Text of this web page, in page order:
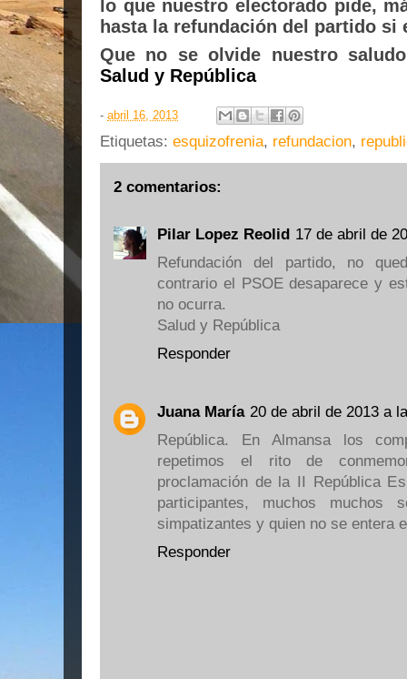
lo que nuestro electorado pide,
hasta la refundación del partido si
Que no se olvide nuestro
Salud y República
- abril 16, 2013
Etiquetas: esquizofrenia, refundacion,
2 comentarios:
Pilar Lopez Reolid 17 de abril de
Refundación del partido, no
contrario el PSOE desaparece y
no ocurra.
Salud y República
Responder
Juana María 20 de abril de 2013 a
República. En Almansa los
repetimos el rito de
proclamación de la II República
participantes, muchos muchos
simpatizantes y quien no se entera
Responder